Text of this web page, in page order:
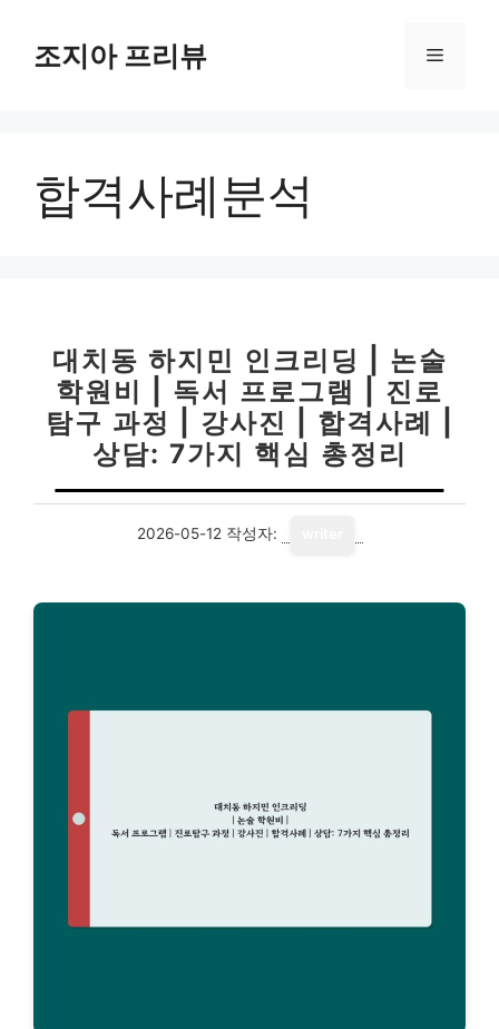
조지아 프리뷰 메
합격사례분석
대치동 하지민 인크리딩 | 논술
학원비 | 독서 프로그램 | 진로
탐구 과정 | 강사진 | 합격사례 |
상담: 7가지 핵심 총정리
2026-05-12 작성자: